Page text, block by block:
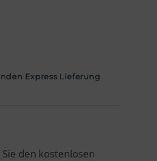
Express Lieferung
den kostenlosen